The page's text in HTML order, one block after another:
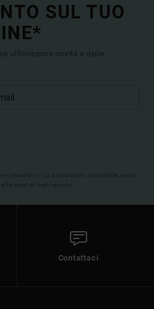
SUL TUO
ultimissime novità e delle
membri - Le condizioni complete sono
mail di benvenuto
Contattaci